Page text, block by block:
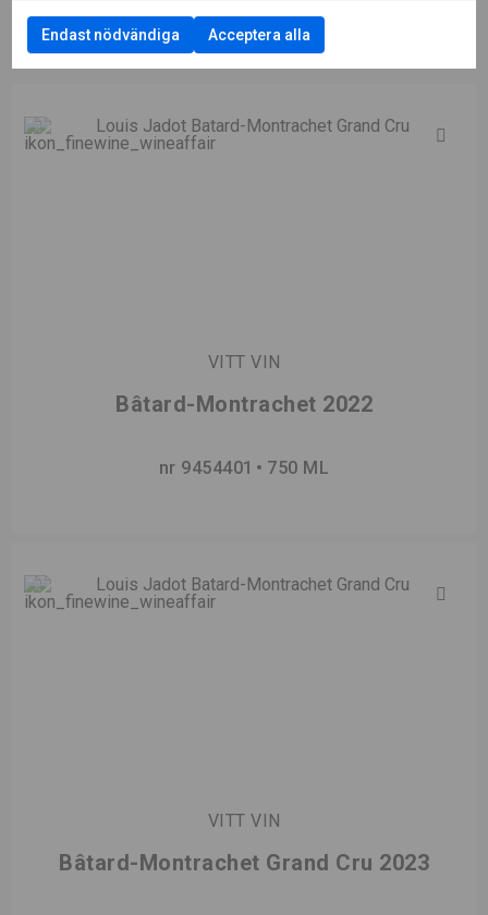
VITT VIN
Bâtard-Montrachet 2022
nr 9454401 750 ML
VITT VIN
Bâtard-Montrachet Grand Cru 2023
Endast nödvändiga Acceptera alla